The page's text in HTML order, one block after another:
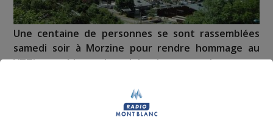
Une centaine de personnes se sont rassemblées
samedi soir à Morzine pour rendre hommage au
VTTiste tué le week-end dernier par un chasseur.
Britannique de 34 ans
compagne. Après un discours d’un de ses amis, tous les
participants ont respecté une minute de silence.